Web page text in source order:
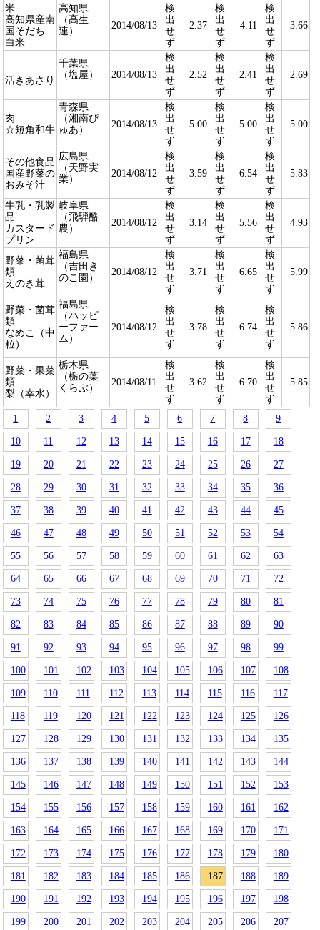
米
高知県産南
国そだち
白米
高知県
（高生
連）
2014/08/13
検
出
せ
ず
2.37
検
出
せ
ず
4.11
検
出
せ
ず
3.66
活きあさり
千葉県
（塩屋）
2014/08/13
検
出
せ
ず
2.52
検
出
せ
ず
2.41
検
出
せ
ず
2.69
肉
☆短角和牛
青森県
（湘南ぴ
ゅあ）
2014/08/13
検
出
せ
ず
5.00
検
出
せ
ず
5.00
検
出
せ
ず
5.00
その他食品
国産野菜の
おみそ汁
広島県
（天野実
業）
2014/08/12
検
出
せ
ず
3.59
検
出
せ
ず
6.54
検
出
せ
ず
5.83
牛乳・乳製
品
カスタード
プリン
岐阜県
（飛騨酪
農）
2014/08/12
検
出
せ
ず
3.14
検
出
せ
ず
5.56
検
出
せ
ず
4.93
野菜・菌茸
類
えのき茸
福島県
（吉田き
のこ園）
2014/08/12
検
出
せ
ず
3.71
検
出
せ
ず
6.65
検
出
せ
ず
5.99
野菜・菌茸
類
なめこ（中
粒）
福島県
（ハッピ
ーファー
ム）
2014/08/12
検
出
せ
ず
3.78
検
出
せ
ず
6.74
検
出
せ
ず
5.86
野菜・果菜
類
梨（幸水）
栃木県
（栃の葉
くらぶ）
2014/08/11
検
出
せ
ず
3.62
検
出
せ
ず
6.70
検
出
せ
ず
5.85
1 2 3 4 5 6 7 8 9
10 11 12 13 14 15 16 17 18
19 20 21 22 23 24 25 26 27
28 29 30 31 32 33 34 35 36
37 38 39 40 41 42 43 44 45
46 47 48 49 50 51 52 53 54
55 56 57 58 59 60 61 62 63
64 65 66 67 68 69 70 71 72
73 74 75 76 77 78 79 80 81
82 83 84 85 86 87 88 89 90
91 92 93 94 95 96 97 98 99
100 101 102 103 104 105 106 107 108
109 110 111 112 113 114 115 116 117
118 119 120 121 122 123 124 125 126
127 128 129 130 131 132 133 134 135
136 137 138 139 140 141 142 143 144
145 146 147 148 149 150 151 152 153
154 155 156 157 158 159 160 161 162
163 164 165 166 167 168 169 170 171
172 173 174 175 176 177 178 179 180
181 182 183 184 185 186 187 188 189
190 191 192 193 194 195 196 197 198
199 200 201 202 203 204 205 206 207